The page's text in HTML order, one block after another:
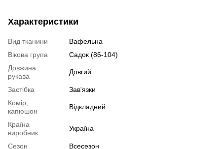
Характеристики
Вид тканини
Вафельна
Вікова група
Садок (86-104)
Довжина
рукава
Довгий
Застібка
Зав'язки
Комір,
капюшон
Відкладний
Країна
виробник
Україна
Сезон Всесезон